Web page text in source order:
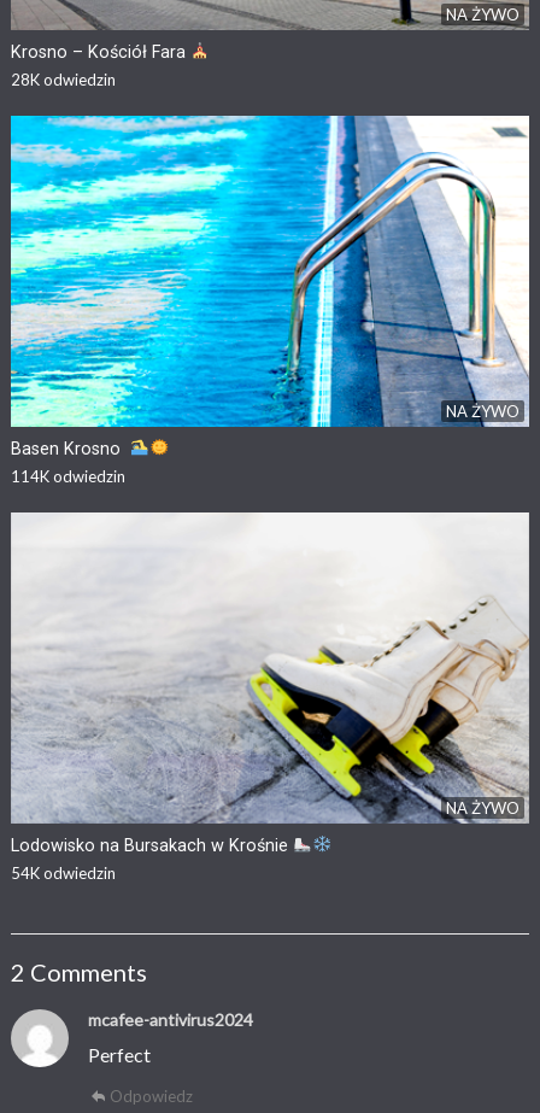
NA ŻYWO
Krosno – Kościół Fara
28Kodwiedzin
NA ŻYWO
Basen Krosno
114Kodwiedzin
NA ŻYWO
Lodowisko na Bursakach w Krośnie
54Kodwiedzin
2 Comments
mcafee-antivirus2024
Perfect
Odpowiedz